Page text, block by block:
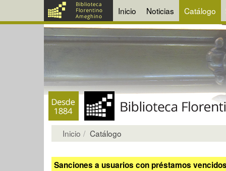
Inicio Noticias Catálogo
Inicio Catálogo
Sanciones a usuarios con préstamos